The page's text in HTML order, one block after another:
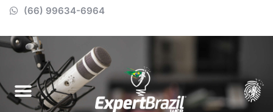
(66) 99634-6964